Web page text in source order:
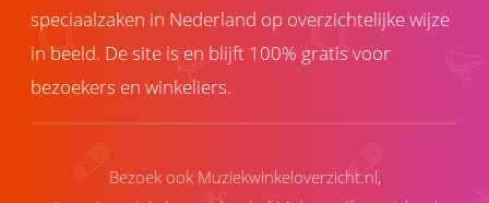
speciaalzaken in Nederland op overzichtelijke wijze
in beeld. De site is en blijft 100% gratis voor
bezoekers en winkeliers.
Bezoek ook Muziekwinkeloverzicht.nl,